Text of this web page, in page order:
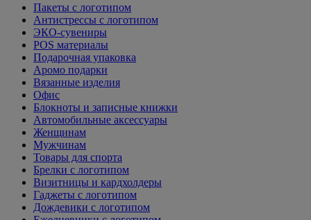
Пакеты с логотипом
Антистрессы с логотипом
ЭКО-сувениры
POS материалы
Подарочная упаковка
Аромо подарки
Вязанные изделия
Офис
Блокноты и записные книжки
Автомобильные аксессуары
Женщинам
Мужчинам
Товары для спорта
Брелки с логотипом
Визитницы и кардхолдеры
Гаджеты с логотипом
Дождевики с логотипом